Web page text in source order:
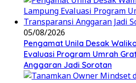
05/08/2026
Pengamat Unila Desak
Evaluasi Program Umrah
Anggaran Jadi Sorotan